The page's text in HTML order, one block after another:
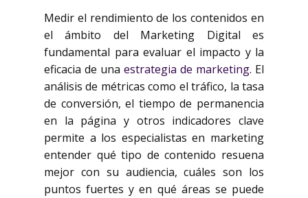
Medir el rendimiento de los contenidos en
el ámbito del Marketing Digital es
fundamental para evaluar el impacto y la
eficacia de una estrategia de marketing. El
análisis de métricas como el tráfico, la tasa
de conversión, el tiempo de permanencia
en la página y otros indicadores clave
permite a los especialistas en marketing
entender qué tipo de contenido resuena
mejor con su audiencia, cuáles son los
puntos fuertes y en qué áreas se puede